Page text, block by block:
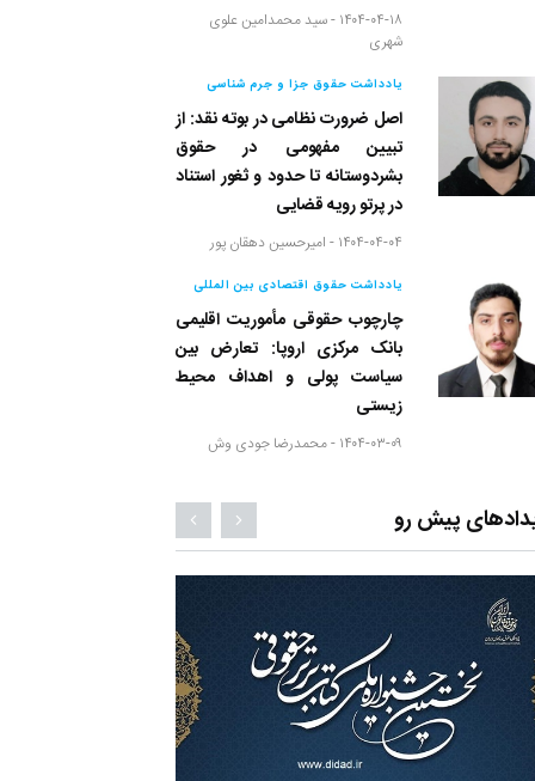
۱۴۰۴-۰۴-۱۸ - سید محمدامین علوی
شهری
یادداشت حقوق جزا و جرم شناسی
اصل ضرورت نظامی در بوته نقد: از
تبیین مفهومی در حقوق
بشردوستانه تا حدود و ثغور استناد
در پرتو رویه قضایی
۱۴۰۴-۰۴-۰۴ - امیرحسین دهقان پور
یادداشت حقوق اقتصادی بین المللی
چارچوب حقوقی مأموریت اقلیمی
بانک مرکزی اروپا: تعارض بین
سیاست پولی و اهداف محیط
زیستی
۱۴۰۴-۰۳-۰۹ - محمدرضا جودی وش
پیش رو